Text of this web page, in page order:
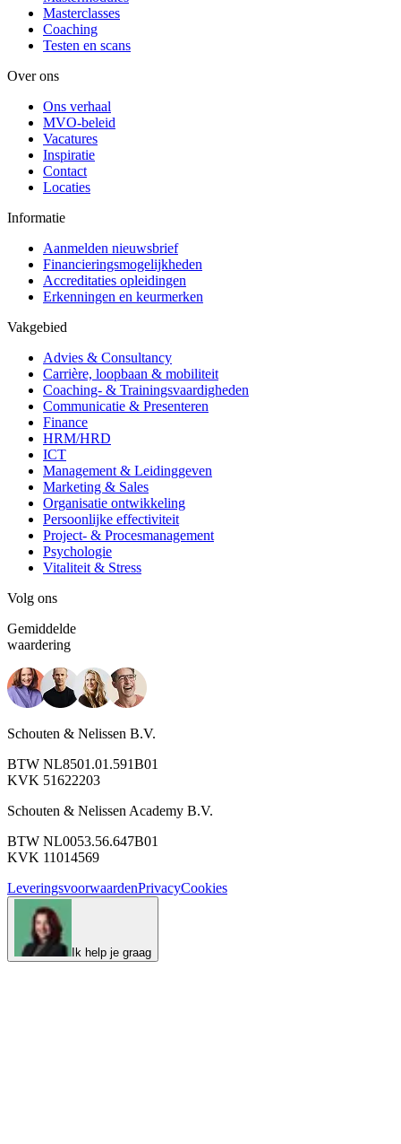
Masterclasses
Coaching
Testen en scans
Over ons
Ons verhaal
MVO-beleid
Vacatures
Inspiratie
Contact
Locaties
Informatie
Aanmelden nieuwsbrief
Financieringsmogelijkheden
Accreditaties opleidingen
Erkenningen en keurmerken
Vakgebied
Advies & Consultancy
Carrière, loopbaan & mobiliteit
Coaching- & Trainingsvaardigheden
Communicatie & Presenteren
Finance
HRM/HRD
ICT
Management & Leidinggeven
Marketing & Sales
Organisatie ontwikkeling
Persoonlijke effectiviteit
Project- & Procesmanagement
Psychologie
Vitaliteit & Stress
Volg ons
Gemiddelde
waardering
Schouten & Nelissen B.V.
BTW NL8501.01.591B01
KVK 51622203
Schouten & Nelissen Academy B.V.
BTW NL0053.56.647B01
KVK 11014569
LeveringsvoorwaardenPrivacyCookies
Ik help je graag